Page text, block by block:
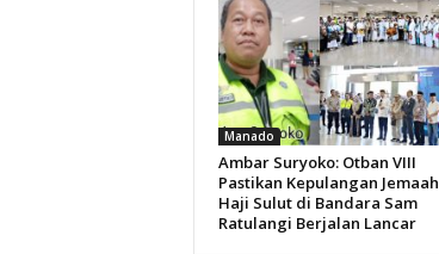
Manado
Ambar Suryoko: Otban VIII
Pastikan Kepulangan Jemaah
Haji Sulut di Bandara Sam
Ratulangi Berjalan Lancar